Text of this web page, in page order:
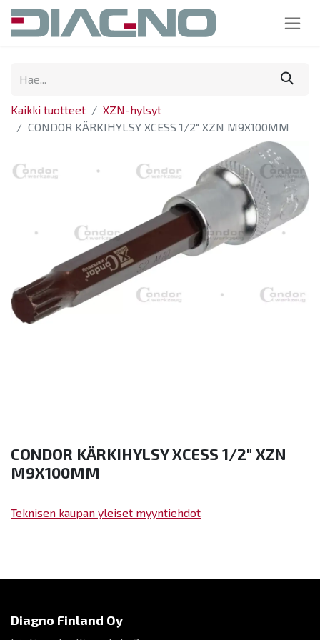
Kaikki tuotteet
XZN-hylsyt
CONDOR KÄRKIHYLSY XCESS 1/2" XZN M9X100MM
CONDOR KÄRKIHYLSY XCESS 1/2" XZN
M9X100MM
Teknisen kaupan yleiset myyntiehdot
Diagno Finland Oy